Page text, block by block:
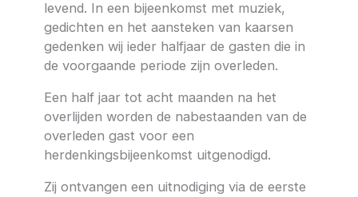
levend. In een bijeenkomst met muziek,
gedichten en het aansteken van kaarsen
gedenken wij ieder halfjaar de gasten die in
de voorgaande periode zijn overleden.
Een half jaar tot acht maanden na het
overlijden worden de nabestaanden van de
overleden gast voor een
herdenkingsbijeenkomst uitgenodigd.
Zij ontvangen een uitnodiging via de eerste